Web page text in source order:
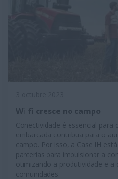
Wi-fi cresce no campo
Conectividade é essencial para
embarcada contribua para o
campo. Por isso, a Case IH
parcerias para impulsionar a
otimizando a produtividade e a
comunidades.